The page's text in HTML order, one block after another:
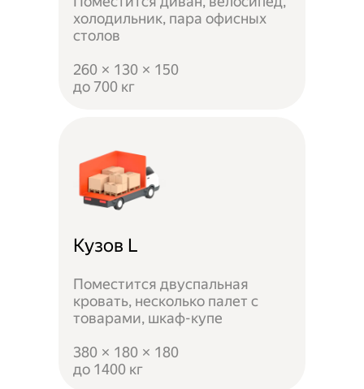
холодильник, пара офисных
столов
260 × 130 × 150
до 700 кг
Кузов L
Поместится двуспальная
кровать, несколько палет с
товарами, шкаф-купе
380 × 180 × 180
до 1400 кг